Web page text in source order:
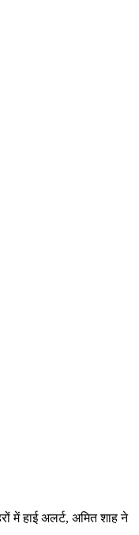
Daily
में हाई अलर्ट, अमित शाह ने